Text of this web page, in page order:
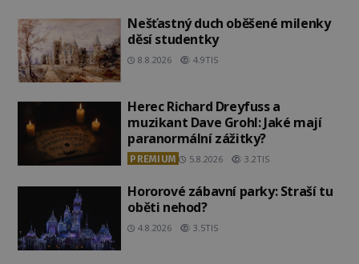
Nešťastný duch oběšené milenky
děsí studentky
8.8.2026 4.9TIS
Herec Richard Dreyfuss a
muzikant Dave Grohl: Jaké mají
paranormální zážitky?
PREMIUM 5.8.2026 3.2TIS
Hororové zábavní parky: Straší tu
oběti nehod?
4.8.2026 3.5TIS